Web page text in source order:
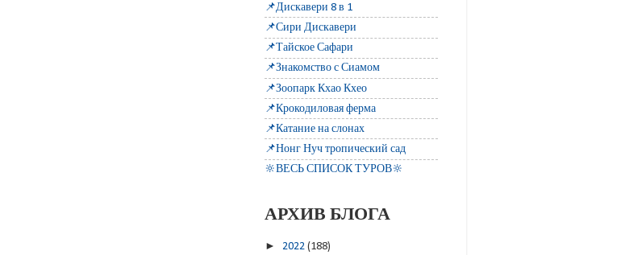
📌Дискавери 8 в 1
📌Сири Дискавери
📌Тайское Сафари
📌Знакомство с Сиамом
📌Зоопарк Кхао Кхео
📌Крокодиловая ферма
📌Катание на слонах
📌Нонг Нуч тропический сад
🔆ВЕСЬ СПИСОК ТУРОВ🔆
АРХИВ БЛОГА
► 2022 (188)